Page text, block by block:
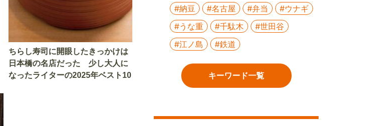
ちらし寿司に開眼したきっかけは
日本橋の名店だった 少し大人に
なったライターの2025年ベスト10
#納豆
#名古屋 #弁当
#ウナギ
#うな重
#千駄木
#世田谷
#江ノ島
#鉄道
キーワード一覧